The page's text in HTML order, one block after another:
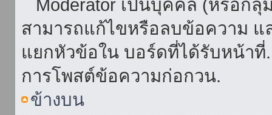
Moderator เป็นบุคคล (หรือก
สามารถแก้ไขหรือลบข้อความ แ
แยกหัวข้อใน บอร์ดที่ได้รับหน้าที่
การโพสต์ข้อความก่อกวน.
ข้างบน